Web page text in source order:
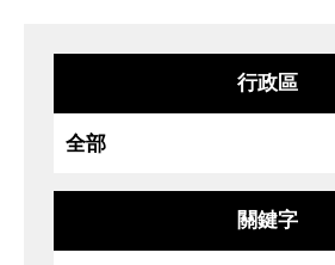
行政區
關鍵字